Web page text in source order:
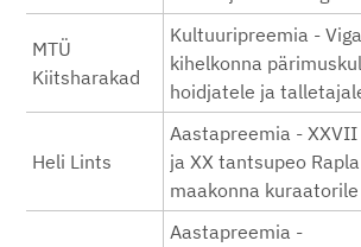
MTÜ
Kiitsharakad
Kultuuripreemia -
kihelkonna
hoidjatele ja
Heli Lints
Aastapreemia -
ja XX tantsupeo Rapla
maakonna kuraatorile
Aastapreemia -